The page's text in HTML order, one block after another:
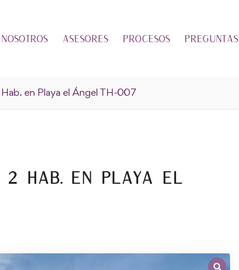
Nosotros Asesores Procesos Preguntas
en Playa el Ángel TH-007
Hab. en Playa el